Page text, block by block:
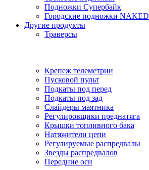
Подножки Супербайк
Городские подножки NAKED
Другие продукты
Траверсы
Крепеж телеметрии
Пусковой пульт
Подкаты под перед
Подкаты под зад
Слайдеры маятника
Регулировщики преднатяга
Крышки топливного бака
Натяжители цепи
Регулируемые распредвалы
Звезды распредвалов
Передние оси